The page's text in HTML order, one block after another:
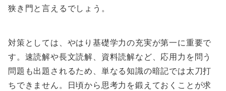
狭き門と言えるでしょう。
対策としては、やはり基礎学力の充実が第一に重要で
す。速読解や長文読解、資料読解など、応用力を問う
問題も出題されるため、単なる知識の暗記では太刀打
ちできません。日頃から思考力を鍛えておくことが求